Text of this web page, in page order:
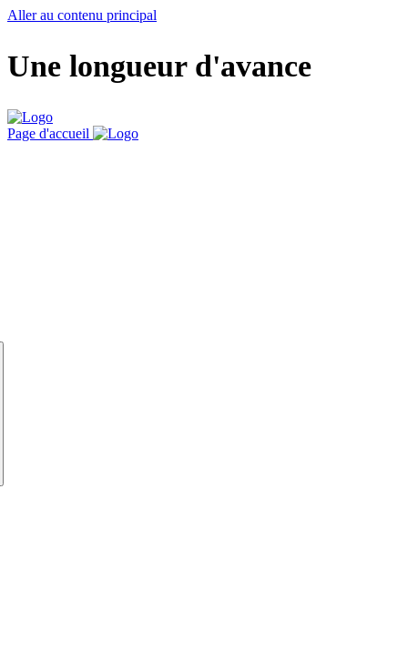
Aller au contenu principal
Une longueur d'avance
Page d'accueil